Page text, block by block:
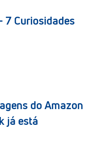
7 Curiosidades
do Amazon
já está